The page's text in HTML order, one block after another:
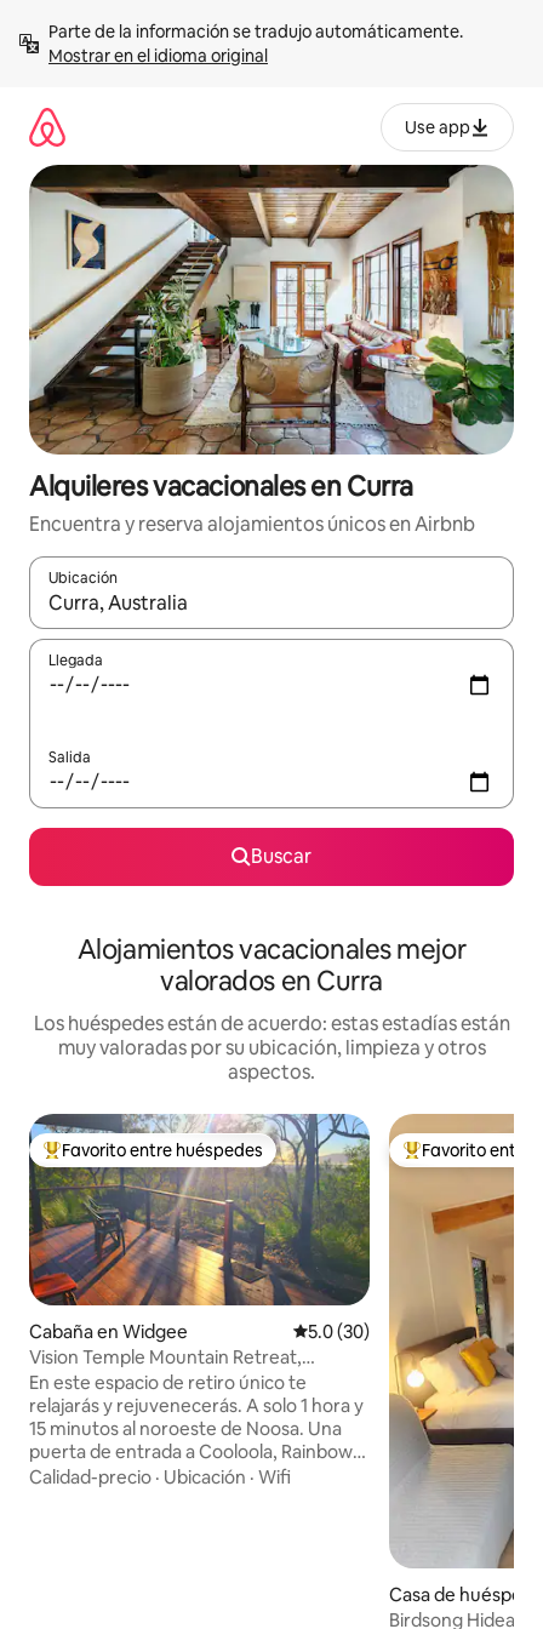
contenidoMostrar en el idioma original
Use app
Alquileres vacacionales en Curra
Encuentra y reserva alojamientos únicos en Airbnb
Ubicación
Cuando los resultados estén disponibles, navega con las
Llegada
Salida
Buscar
Alojamientos vacacionales mejor
valorados en Curra
Los huéspedes están de acuerdo: estas estadías están
muy valoradas por su ubicación, limpieza y otros
aspectos.
Favorito entre huéspedes preferido
Favorito entre huéspedes
Cabaña en Widgee Calificación promedio: 5.0 de
5.0 (30)
Vision Temple Mountain Retreat,
Widgee, Gympie, Queensland
En este espacio de retiro único te
relajarás y rejuvenecerás. A solo 1 hora y
15 minutos al noroeste de Noosa. Una
puerta de entrada a Cooloola, Rainbow
Beach y las montañas Bunya. Vida fuera
Calidad-precio · Ubicación · Wifi
Favorito entre
Favorito entre
Casa de
sworth
Birdsong